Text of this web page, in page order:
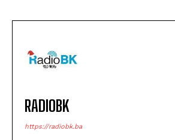
RADIOBK
https://radiobk.ba